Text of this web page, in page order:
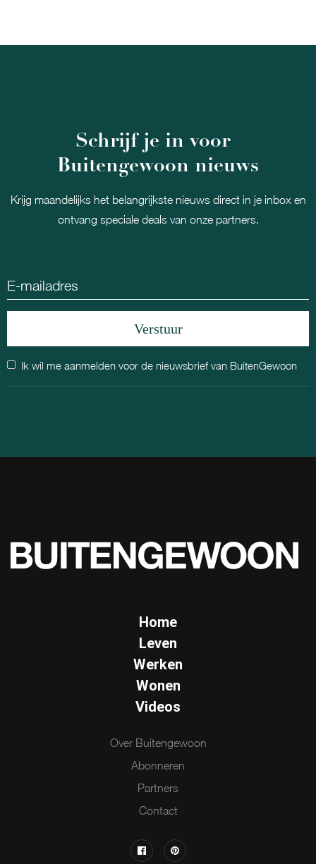
Schrijf je in voor
Buitengewoon nieuws
Krijg maandelijks het belangrijkste nieuws direct in je inbox en
ontvang speciale deals van onze partners.
Ik wil me aanmelden voor de nieuwsbrief van BuitenGewoon
Home
Leven
Werken
Wonen
Videos
Over Buitengewoon
Abonneren
Partners
Contact